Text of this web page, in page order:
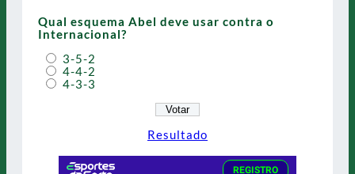
Qual esquema Abel deve usar contra o
Internacional?
3-5-2
4-4-2
4-3-3
Resultado